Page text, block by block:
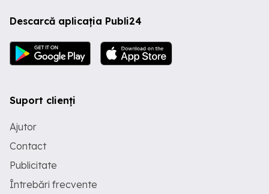
Descarcă aplicația Publi24
Suport clienți
Ajutor
Contact
Publicitate
Întrebări frecvente